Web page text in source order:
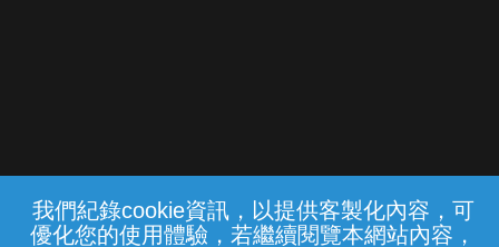
我們紀錄cookie資訊，以提供客製化內容，可
優化您的使用體驗，若繼續閱覽本網站內容，
{{notifyMsg}}